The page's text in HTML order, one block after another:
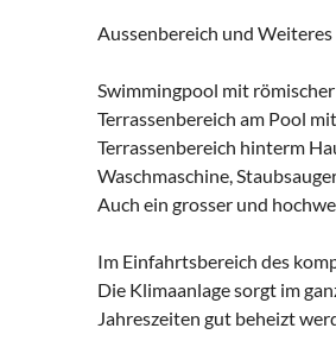
Aussenbereich und Weiteres
Swimmingpool mit
Terrassenbereich am Pool
Terrassenbereich hinterm
Waschmaschine,
Auch ein grosser und
Im Einfahrtsbereich des
Die Klimaanlage sorgt im
Jahreszeiten gut beheizt